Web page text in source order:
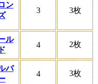
ン
3 3枚
ル
ド
4 2枚
バ
4 3枚